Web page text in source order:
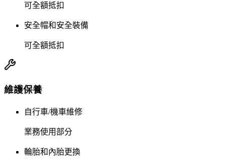
可全額抵扣
安全帽和安全裝備
可全額抵扣
維護保養
自行車/機車維修
業務使用部分
輪胎和內胎更換